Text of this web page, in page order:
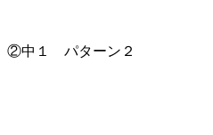
②中１ パターン２